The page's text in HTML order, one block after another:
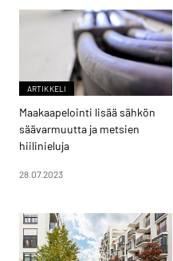
ARTIKKELI
Maakaapelointi lisää sähkön
säävarmuutta ja metsien
hiilinieluja
28.07.2023